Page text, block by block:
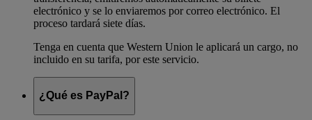
electrónico y se lo enviaremos por correo electrónico. El
proceso tardará siete días.
Tenga en cuenta que Western Union le aplicará un cargo, no
incluido en su tarifa, por este servicio.
¿Qué es PayPal?